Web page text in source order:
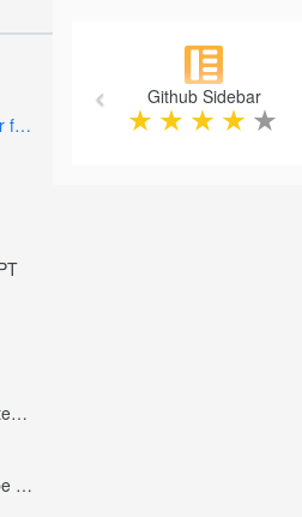
JavaScript switcher for SEO and development
RoSeal – Augmented Roblox Experience
Eightify: AI YouTube Summary with ChatGPT
Github Sidebar
★ ★ ★ ★ ★